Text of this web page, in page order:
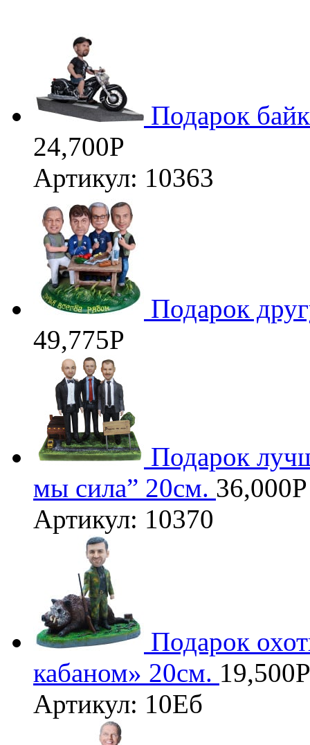
Подарок
24,700Р
Артикул: 10363
Подарок
49,775Р
Подарок
мы сила” 20см. 36,000Р
Артикул: 10370
Подарок
кабаном» 20см. 19,500Р
Артикул: 10Еб